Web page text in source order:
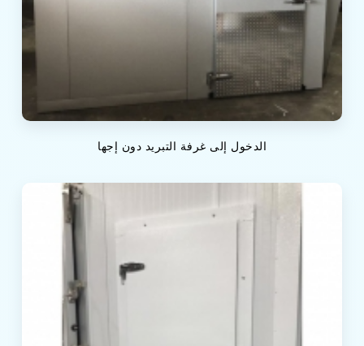
الدخول إلى غرفة التبريد دون إجها